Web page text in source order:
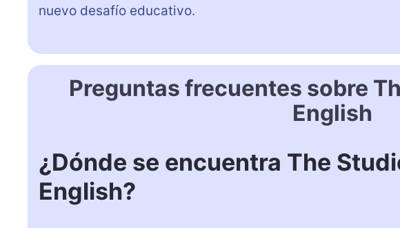
nuevo desafío educativo.
Preguntas frecuentes sobre
English
¿Dónde se encuentra The
English?